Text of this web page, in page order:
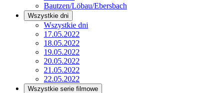
Bautzen/Löbau/Ebersbach
Wszystkie dni
Wszystkie dni
17.05.2022
18.05.2022
19.05.2022
20.05.2022
21.05.2022
22.05.2022
Wszystkie serie filmowe